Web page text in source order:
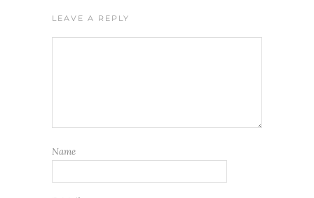
LEAVE A REPLY
Name